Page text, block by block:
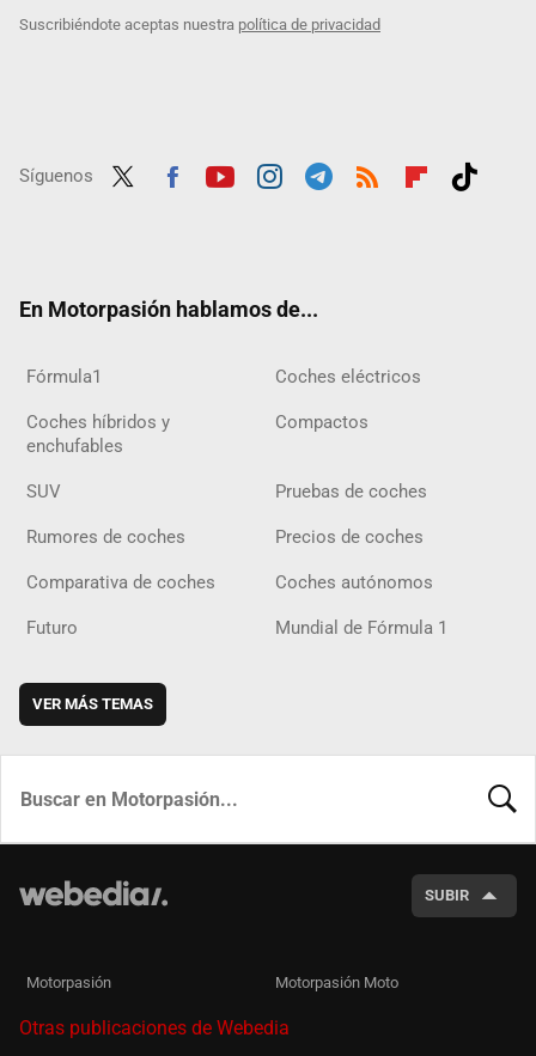
Suscribiéndote aceptas nuestra política de privacidad
Síguenos
En Motorpasión hablamos de...
Fórmula1 Coches eléctricos
Coches híbridos y
enchufables
Compactos
SUV Pruebas de coches
Rumores de coches Precios de coches
Comparativa de coches Coches autónomos
Futuro Mundial de Fórmula 1
VER MÁS TEMAS
SUBIR
Motorpasión Motorpasión Moto
Otras publicaciones de Webedia